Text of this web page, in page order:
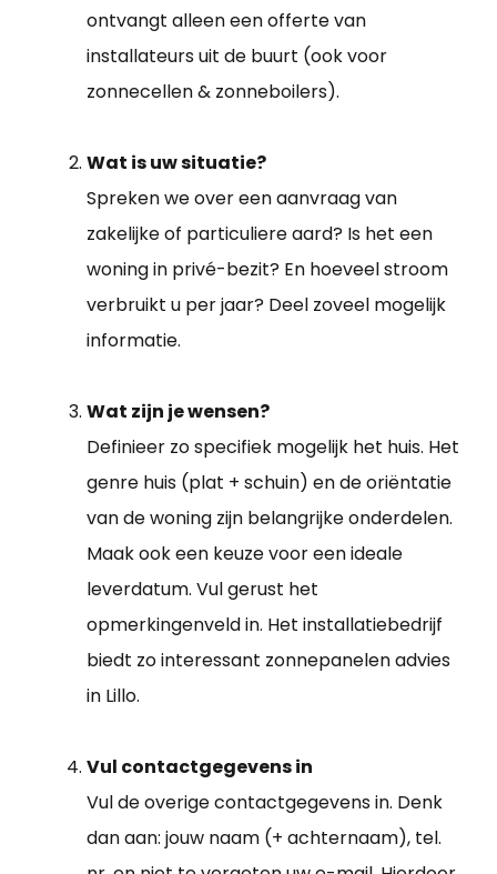
ontvangt alleen een offerte van
installateurs uit de buurt (ook voor
zonnecellen & zonneboilers).
Wat is uw situatie?
Spreken we over een aanvraag van
zakelijke of particuliere aard? Is het een
woning in privé-bezit? En hoeveel stroom
verbruikt u per jaar? Deel zoveel mogelijk
informatie.
Wat zijn je wensen?
Definieer zo specifiek mogelijk het huis. Het
genre huis (plat + schuin) en de oriëntatie
van de woning zijn belangrijke onderdelen.
Maak ook een keuze voor een ideale
leverdatum. Vul gerust het
opmerkingenveld in. Het installatiebedrijf
biedt zo interessant zonnepanelen advies
in Lillo.
Vul contactgegevens in
Vul de overige contactgegevens in. Denk
dan aan: jouw naam (+ achternaam), tel.